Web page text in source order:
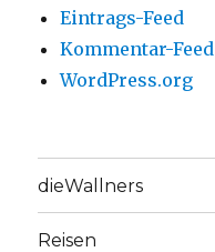
Eintrags-Feed
Kommentar-Feed
WordPress.org
dieWallners
Reisen